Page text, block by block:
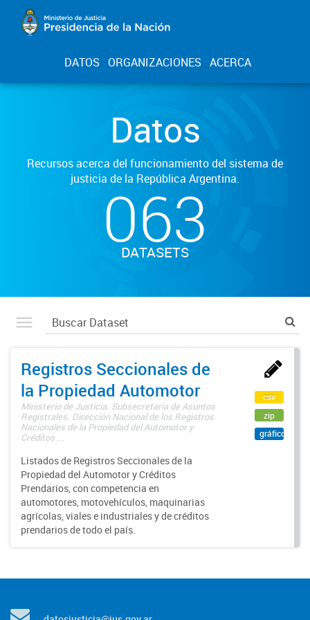
DATOS ORGANIZACIONES ACERCA
Datos
Recursos acerca del funcionamiento del sistema de
justicia de la República Argentina.
063
DATASETS
Registros Seccionales de
la Propiedad Automotor
Ministerio de Justicia. Subsecretaría de Asuntos
Registrales. Dirección Nacional de los Registros
Nacionales de la Propiedad del Automotor y
Créditos ...
Listados de Registros Seccionales de la
Propiedad del Automotor y Créditos
Prendarios, con competencia en
automotores, motovehículos, maquinarias
agrícolas, viales e industriales y de créditos
prendarios de todo el país.
csv
zip
gráfico